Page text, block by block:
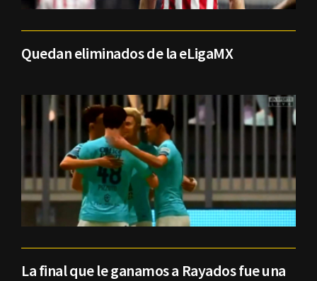
Quedan eliminados de la eLigaMX
La final que le ganamos a Rayados fue una